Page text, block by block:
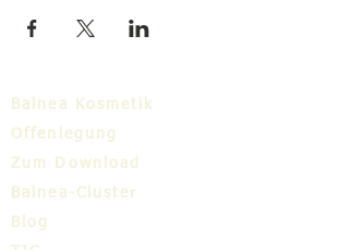
Balnea Kosmetik
Offenlegung
Zum Download
Balnea-Cluster
Blog